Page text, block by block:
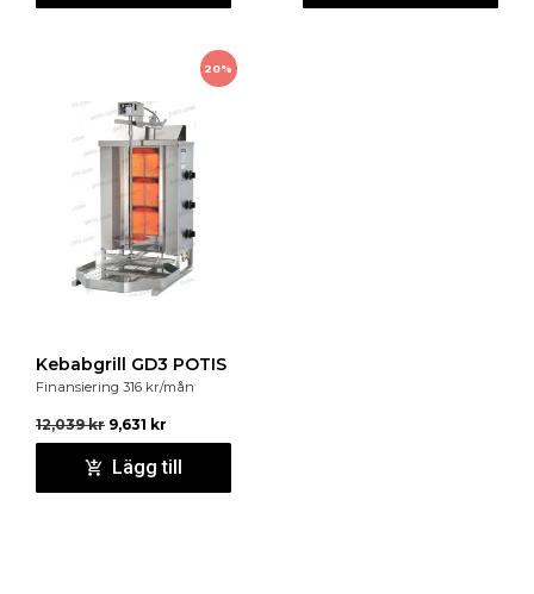
20%
Kebabgrill GD3 POTIS
Finansiering 316 kr/mån
12,039kr 9,631 kr
Lägg till